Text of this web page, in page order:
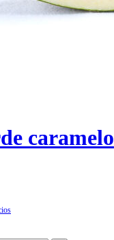
caramelo